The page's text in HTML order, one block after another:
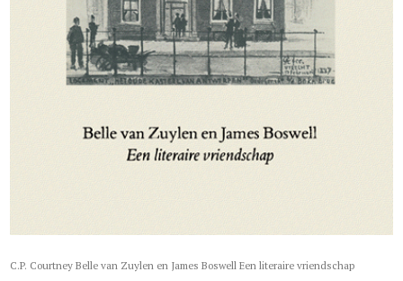
C.P. Courtney Belle van Zuylen en James Boswell Een literaire vriendschap